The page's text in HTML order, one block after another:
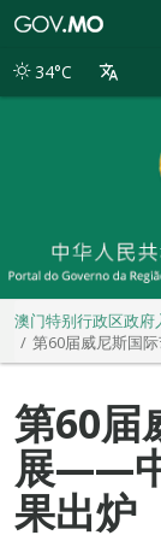
别
34°C
澳门特别行政区政府
第60届威尼斯国
第60届
展——
果出炉